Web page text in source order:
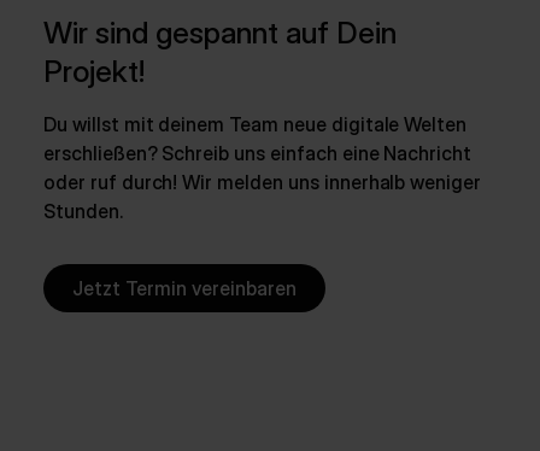
Wir sind gespannt auf Dein
Projekt!
Du willst mit deinem Team neue digitale Welten
erschließen? Schreib uns einfach eine Nachricht
oder ruf durch! Wir melden uns innerhalb weniger
Stunden.
Jetzt Termin vereinbaren